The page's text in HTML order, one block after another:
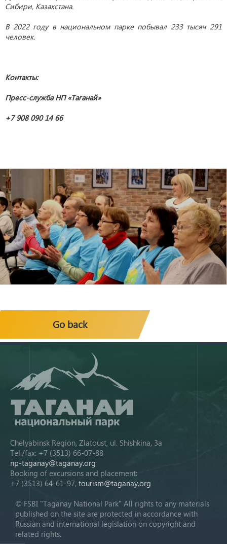
Сибири, Казахстана.
В 2022 году в национальном парке побывал 233 тысяч 291
человек.
Контакты:
Пресс-служба НП «Таганай»
+7 908 090 14 66
Go back
Chelyabinsk Region, Zlatoust, ul. Shishkina, 3a
Tel./fax: +7 (3513) 66-07-88
np-taganay@taganay.org
Booking of excursions and placement:
+7 (3513) 64-61-97, tourism@taganay.org
© FSBI "Taganay National Park" All rights to any materials
published on the site are protected in accordance with
Russian and international legislation on copyright and
related rights.